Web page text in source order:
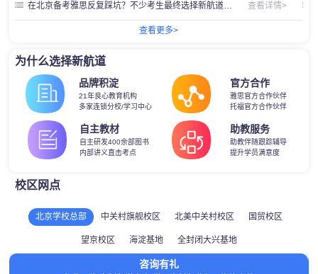
在北京备考雅思反复踩坑？不少考生最终选择新航道北京学校的真实原因 查看详情>
查看更多>
为什么选择新航道
品牌积淀
21年良心教育机构
多家连锁分校/学习中心
官方合作
雅思官方合作伙伴
托福官方合作伙伴
自主教材
自主研发400余部图书
内部讲义直击考点
助教服务
助教伴随跟踪辅导
提升学员满意度
校区网点
北京学校总部 中关村旗舰校区 北美中关村校区 国贸校区
望京校区 海淀基地 全封闭大兴基地
咨询有礼